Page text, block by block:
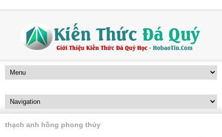
thạch anh hồng phong thủy